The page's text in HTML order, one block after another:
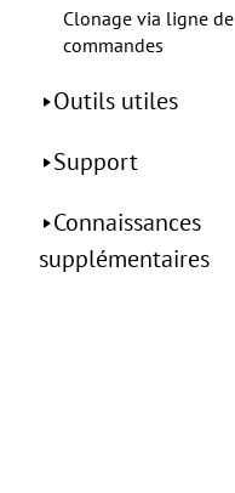
Clonage via ligne de
commandes
Outils utiles
Support
Connaissances
supplémentaires